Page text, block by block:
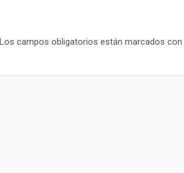
Los campos obligatorios están marcados con